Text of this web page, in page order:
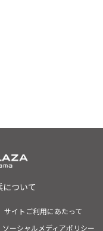
ついて
サイトご利用にあたって
ソーシャルメディアポリシー